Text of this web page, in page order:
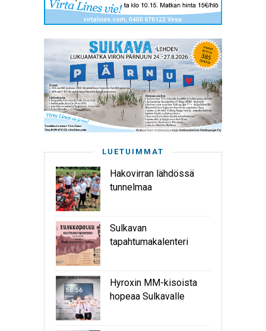
LUETUIMMAT
Hakovirran lähdössä
tunnelmaa
Sulkavan
tapahtumakalenteri
Hyroxin MM-kisoista
hopeaa Sulkavalle